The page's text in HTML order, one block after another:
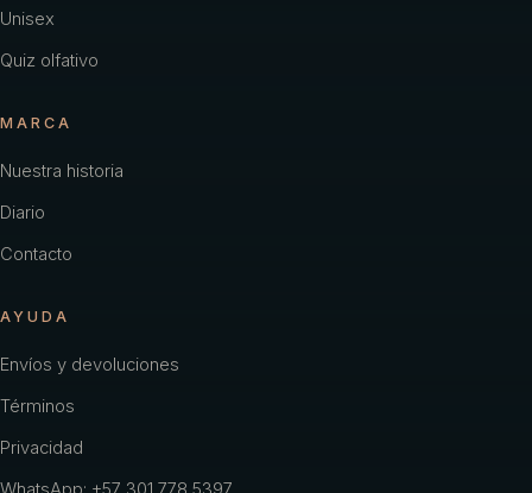
Unisex
Quiz olfativo
MARCA
Nuestra historia
Diario
Contacto
AYUDA
Envíos y devoluciones
Términos
Privacidad